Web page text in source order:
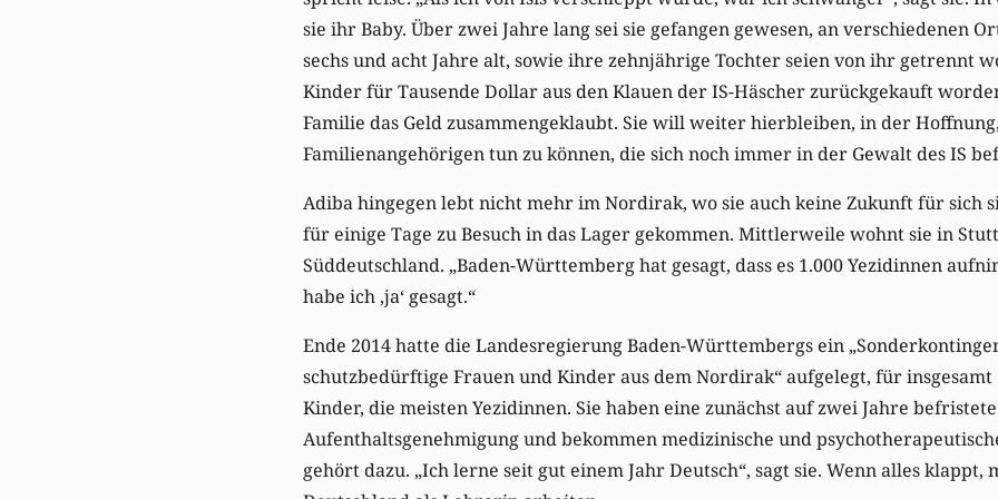
sie ihr Baby. Über zwei Jahre lang sei sie gefangen gewesen, an verschiedenen
sechs und acht Jahre alt, sowie ihre zehnjährige Tochter seien von ihr getrennt
Kinder für Tausende Dollar aus den Klauen der IS-Häscher zurückgekauft
Familie das Geld zusammengeklaubt. Sie will weiter hierbleiben, in der
Familienangehörigen tun zu können, die sich noch immer in der Gewalt des IS
Adiba hingegen lebt nicht mehr im Nordirak, wo sie auch keine Zukunft für sich
für einige Tage zu Besuch in das Lager gekommen. Mittlerweile wohnt sie in
Süddeutschland. „Baden-Württemberg hat gesagt, dass es 1.000 Yezidinnen
habe ich ‚ja‘ gesagt.“
Ende 2014 hatte die Landesregierung Baden-Württembergs ein
schutzbedürftige Frauen und Kinder aus dem Nordirak“ aufgelegt, für insgesamt
Kinder, die meisten Yezidinnen. Sie haben eine zunächst auf zwei Jahre befristete
Aufenthaltsgenehmigung und bekommen medizinische und
gehört dazu. „Ich lerne seit gut einem Jahr Deutsch“, sagt sie. Wenn alles klappt,